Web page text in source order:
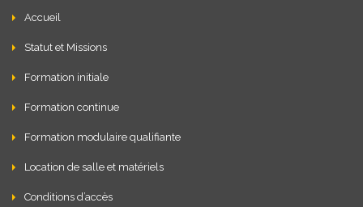
Accueil
Statut et Missions
Formation initiale
Formation continue
Formation modulaire qualifiante
Location de salle et matériels
Conditions d’accès